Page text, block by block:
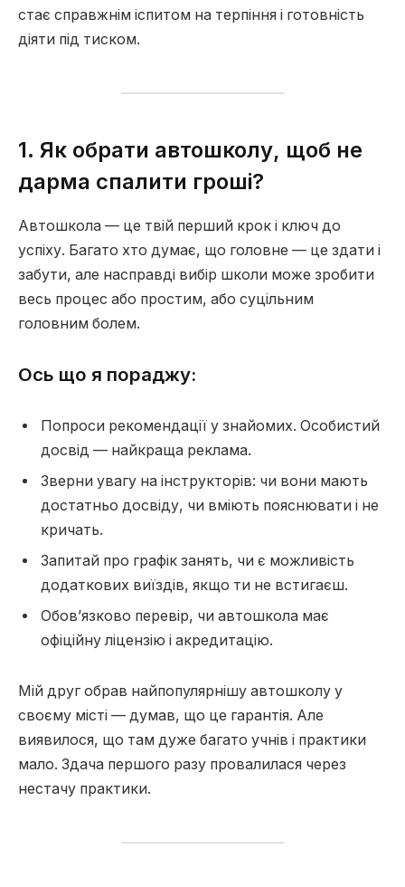
стає справжнім іспитом на терпіння і готовність
діяти під тиском.
1. Як обрати автошколу, щоб не
дарма спалити гроші?
Автошкола — це твій перший крок і ключ до
успіху. Багато хто думає, що головне — це здати і
забути, але насправді вибір школи може зробити
весь процес або простим, або суцільним
головним болем.
Ось що я пораджу:
Попроси рекомендації у знайомих. Особистий
досвід — найкраща реклама.
Зверни увагу на інструкторів: чи вони мають
достатньо досвіду, чи вміють пояснювати і не
кричать.
Запитай про графік занять, чи є можливість
додаткових виїздів, якщо ти не встигаєш.
Обов’язково перевір, чи автошкола має
офіційну ліцензію і акредитацію.
Мій друг обрав найпопулярнішу автошколу у
своєму місті — думав, що це гарантія. Але
виявилося, що там дуже багато учнів і практики
мало. Здача першого разу провалилася через
нестачу практики.